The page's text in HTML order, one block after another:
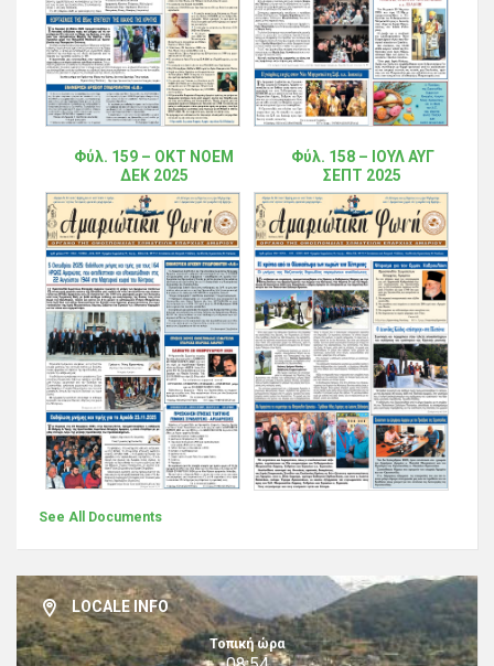
Φύλ. 159 – ΟΚΤ ΝΟΕΜ
ΔΕΚ 2025
Φύλ. 158 – ΙΟΥΛ ΑΥΓ
ΣΕΠΤ 2025
See All Documents
LOCALE INFO
Τοπική ώρα